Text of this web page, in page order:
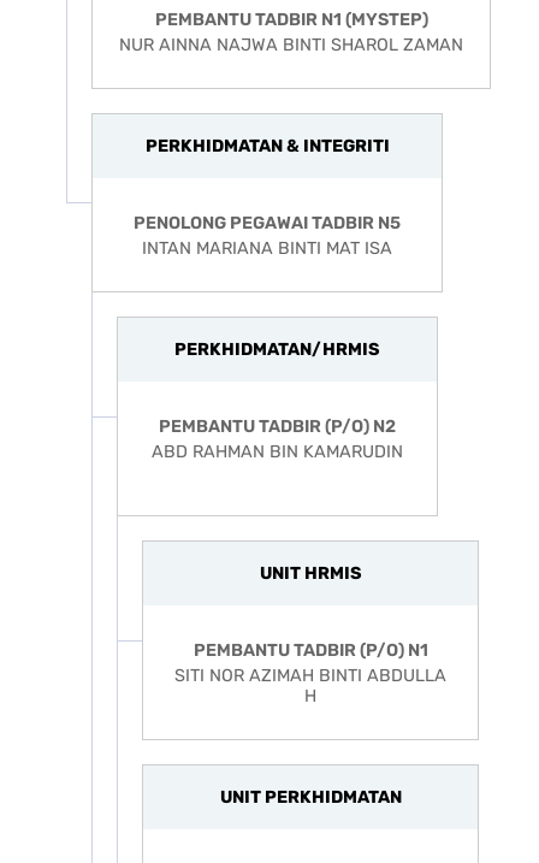
PEMBANTU TADBIR N1 (MYSTEP)
NUR AINNA NAJWA BINTI SHAROL ZAMAN
PERKHIDMATAN & INTEGRITI
PENOLONG PEGAWAI TADBIR N5
INTAN MARIANA BINTI MAT ISA
PERKHIDMATAN/HRMIS
PEMBANTU TADBIR (P/O) N2
ABD RAHMAN BIN KAMARUDIN
UNIT HRMIS
PEMBANTU TADBIR (P/O) N1
SITI NOR AZIMAH BINTI ABDULLA
H
UNIT PERKHIDMATAN